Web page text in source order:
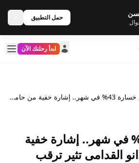
حمل التطبيق
ابدأ رحلتك الآن
بعد خسارة 43% في شهر.. إشارة خفية من حاملي كاردانو القدامى تثير ترقب الأسواق
خسارة 43% في شهر.. إشارة خفية
القدامى تثير ترقب